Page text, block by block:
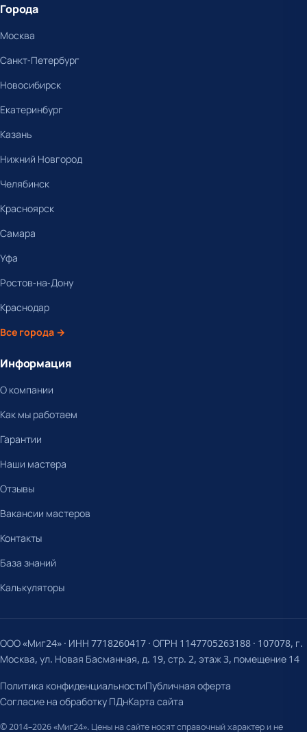
Города
Москва
Санкт-Петербург
Новосибирск
Екатеринбург
Казань
Нижний Новгород
Челябинск
Красноярск
Самара
Уфа
Ростов-на-Дону
Краснодар
Все города →
Информация
О компании
Как мы работаем
Гарантии
Наши мастера
Отзывы
Вакансии мастеров
Контакты
База знаний
Калькуляторы
ООО «Миг24» · ИНН 7718260417 · ОГРН 1147705263188 · 107078, г.
Москва, ул. Новая Басманная, д. 19, стр. 2, этаж 3, помещение 14
Политика конфиденциальностиПубличная оферта
Согласие на обработку ПДнКарта сайта
© 2014–2026 «Миг24». Цены на сайте носят справочный характер и не